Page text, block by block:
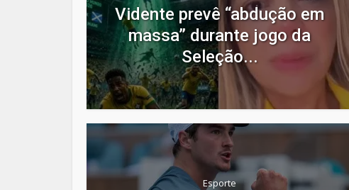
Vidente prevê “abdução em
massa” durante jogo da
Seleção...
Esporte